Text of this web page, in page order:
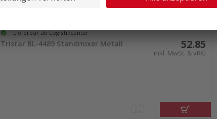
Lieferbar ab Logistikcenter
Tristar BL-4489 Standmixer Metall 52.85
inkl. MwSt. & vRG